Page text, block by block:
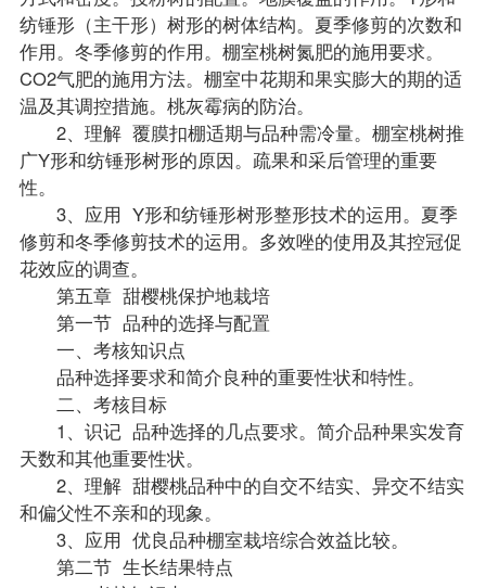
纺锤形（主干形）树形的树体结构。夏季修剪的次数和
作用。冬季修剪的作用。棚室桃树氮肥的施用要求。
CO2气肥的施用方法。棚室中花期和果实膨大的期的适
温及其调控措施。桃灰霉病的防治。
2、理解 覆膜扣棚适期与品种需冷量。棚室桃树推
广Y形和纺锤形树形的原因。疏果和采后管理的重要
性。
3、应用 Y形和纺锤形树形整形技术的运用。夏季
修剪和冬季修剪技术的运用。多效唑的使用及其控冠促
花效应的调查。
第五章 甜樱桃保护地栽培
第一节 品种的选择与配置
一、考核知识点
品种选择要求和简介良种的重要性状和特性。
二、考核目标
1、识记 品种选择的几点要求。简介品种果实发育
天数和其他重要性状。
2、理解 甜樱桃品种中的自交不结实、异交不结实
和偏父性不亲和的现象。
3、应用 优良品种棚室栽培综合效益比较。
第二节 生长结果特点